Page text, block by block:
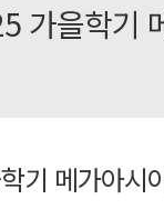
가을학기
기 메가아시